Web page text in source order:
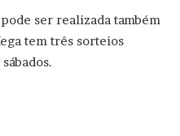
ser realizada também
tem três sorteios